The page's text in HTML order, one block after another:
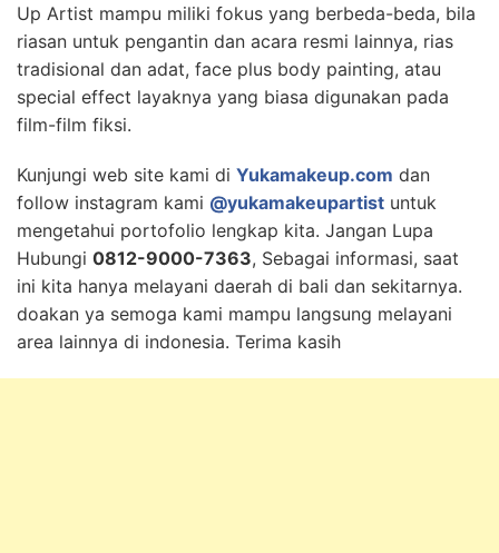
Up Artist mampu miliki fokus yang berbeda-beda, bila
riasan untuk pengantin dan acara resmi lainnya, rias
tradisional dan adat, face plus body painting, atau
special effect layaknya yang biasa digunakan pada
film-film fiksi.
Kunjungi web site kami di Yukamakeup.com dan
follow instagram kami @yukamakeupartist untuk
mengetahui portofolio lengkap kita. Jangan Lupa
Hubungi 0812-9000-7363, Sebagai informasi, saat
ini kita hanya melayani daerah di bali dan sekitarnya.
doakan ya semoga kami mampu langsung melayani
area lainnya di indonesia. Terima kasih